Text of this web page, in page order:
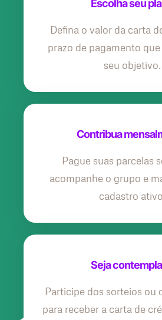
Escolha seu
Defina o valor da carta
prazo de pagamento
seu objetivo.
Contribua
Pague suas parcelas
acompanhe o grupo e
cadastro
Seja
Participe dos sorteios ou
para receber a carta de